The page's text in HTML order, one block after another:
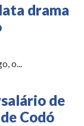
drama
o...
de
Codó